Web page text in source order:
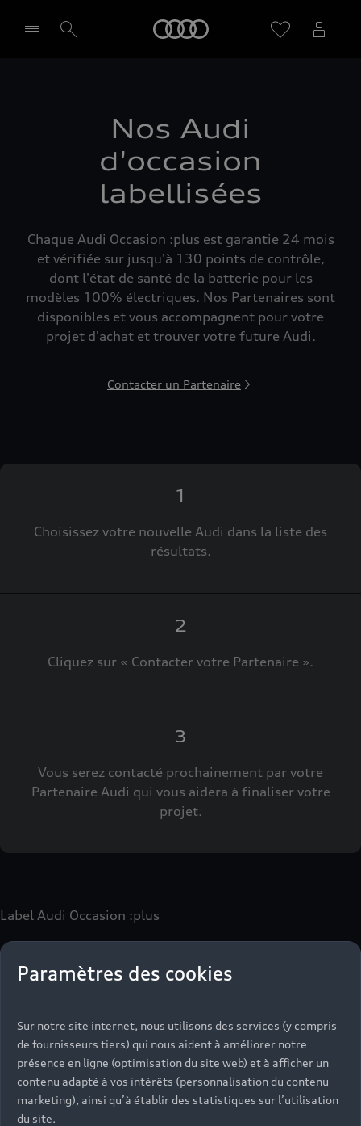
Nos Audi
d'occasion
labellisées
Chaque Audi Occasion :plus est garantie 24 mois
et vérifiée sur jusqu'à 130 points de contrôle,
dont l'état de santé de la batterie pour les
modèles 100% électriques. Nos Partenaires sont
disponibles et vous accompagnent pour votre
projet d'achat et trouver votre future Audi.
Contacter un Partenaire
1
Choisissez votre nouvelle Audi dans la liste des
résultats.
2
Cliquez sur « Contacter votre Partenaire ».
3
Vous serez contacté prochainement par votre
Partenaire Audi qui vous aidera à finaliser votre
projet.
Label Audi Occasion :plus
Le label Audi Occasion:plusvous permet d’acquérir un
véhicules neufs :
- Jusqu'à 130 points de contrôle spécifiques à chaque
motorisation
- Garantie jusqu’à 24 mois et kilométrage illimité
- Assistance 24/7 en France et en Europe
Découvrez également toutes nos offres d’entretien
Paramètres des cookies
Sur notre site internet, nous utilisons des services (y compris
de fournisseurs tiers) qui nous aident à améliorer notre
présence en ligne (optimisation du site web) et à afficher un
contenu adapté à vos intérêts (personnalisation du contenu
marketing), ainsi qu’à établir des statistiques sur l’utilisation
du site.